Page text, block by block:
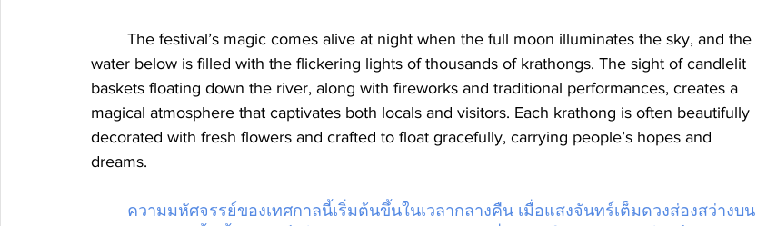
water below is filled with the flickering lights of thousands of krathongs. The sight of candlelit
baskets floating down the river, along with fireworks and traditional performances, creates a
magical atmosphere that captivates both locals and visitors. Each krathong is often beautifully
decorated with fresh flowers and crafted to float gracefully, carrying people’s hopes and
dreams.
ความมหัศจรรย์ของเทศกาลนี้เริ่มต้นขึ้นในเวลากลางคืน เมื่อแสงจันทร์เต็มดวงส่องสว่างบน